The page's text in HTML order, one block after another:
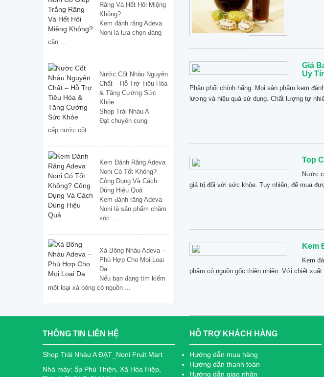
Răng Và Hết Hôi Miệng
Không?
Kem đánh răng Adeva
Noni là lựa chọn đáng
cân ...
Nước Cốt Nhàu Nguyên
Chất – Hỗ Trợ Tiêu Hóa
& Tăng Cường Sức
Khỏe
Shop Trái Nhàu A
Đạt chuyên cung
cấp nước cốt ...
Kem Đánh Răng Adeva
Noni Có Tốt Không?
Công Dụng Và Cách
Dùng Hiệu Quả
Kem đánh răng Adeva
Noni là sản phẩm chăm
sóc ...
Xà Bông Nhàu Adeva –
Phù Hợp Cho Mọi Loại
Da
Nếu bạn đang tìm kiếm
một loại xà bông có nguồn ...
Giá
Uy
Phân phối chính hãng: Mọi sản phẩm kem
lượng và hiệu quả sử dụng. Chất lượng tự
Top
Nước
giá trị đối với sức khỏe. Tuy nhiên, để mua
Kem
Kem
phẩm có nguồn gốc thiên nhiên. Với chiết
THÔNG TIN LIÊN HỆ
Shop Trái Nhàu A ĐẠT_Noni Fruit Mart
Nhà máy: ấp Phú Thiện, Xã Hòa Hiệp,
HỖ TRỢ KHÁCH HÀNG
Hướng dẫn mua hàng
Hướng dẫn thanh toán
Hướng dẫn giao nhận